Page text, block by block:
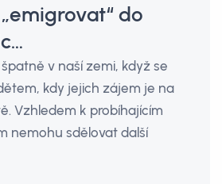
do
v naší zemi, když se
kdy jejich zájem je na
Vzhledem k probíhajícím
nemohu sdělovat další